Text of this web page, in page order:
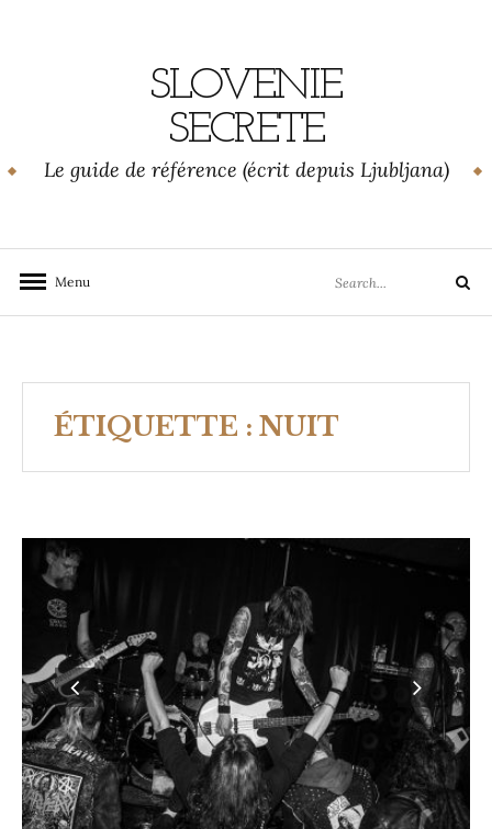
SLOVENIE
SECRETE
Le guide de référence (écrit depuis Ljubljana)
Menu
for:
Search
ÉTIQUETTE : NUIT